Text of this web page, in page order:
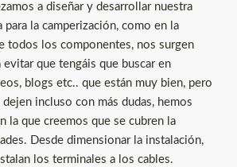
a diseñar y desarrollar nuestra
la camperización, como en la
todos los componentes, nos surgen
evitar que tengáis que buscar en
blogs etc.. que están muy bien, pero
incluso con más dudas, hemos
la que creemos que se cubren la
Desde dimensionar la instalación,
los terminales a los cables.